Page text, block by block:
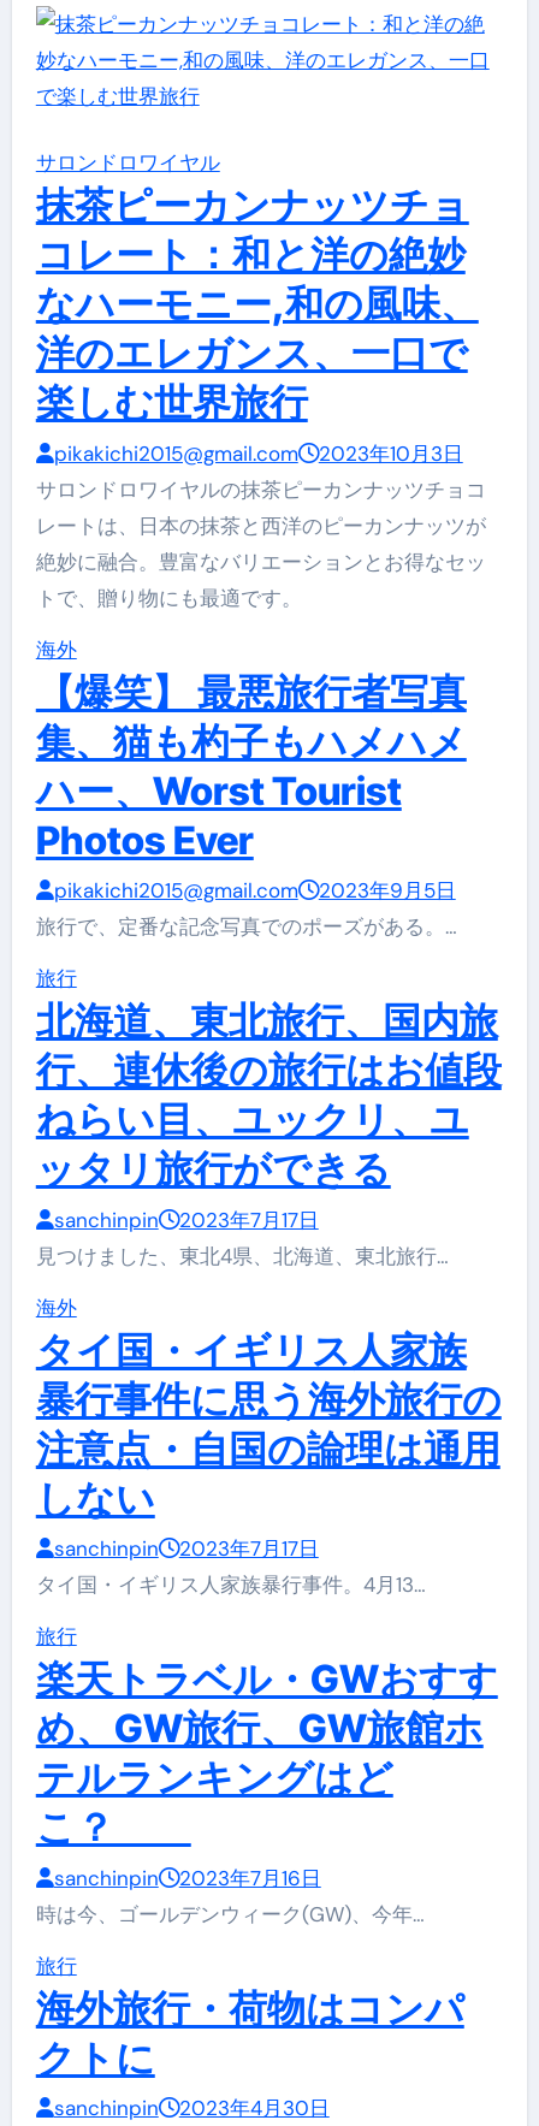
サロンドロワイヤル
抹茶ピーカンナッツチョ
コレート：和と洋の絶妙
なハーモニー,和の風味、
洋のエレガンス、一口で
楽しむ世界旅行
pikakichi2015@gmail.com
2023年10月3日
サロンドロワイヤルの抹茶ピーカンナッツチョコ
レートは、日本の抹茶と西洋のピーカンナッツが
絶妙に融合。豊富なバリエーションとお得なセッ
トで、贈り物にも最適です。
海外
【爆笑】 最悪旅行者写真
集、猫も杓子もハメハメ
ハー、Worst Tourist
Photos Ever
pikakichi2015@gmail.com
2023年9月5日
旅行で、定番な記念写真でのポーズがある。…
旅行
北海道、東北旅行、国内旅
行、連休後の旅行はお値段
ねらい目、ユックリ、ユ
ッタリ旅行ができる
sanchinpin
2023年7月17日
見つけました、東北4県、北海道、東北旅行…
海外
タイ国・イギリス人家族
暴行事件に思う海外旅行の
注意点・自国の論理は通用
しない
sanchinpin
2023年7月17日
タイ国・イギリス人家族暴行事件。4月13…
旅行
楽天トラベル・GWおすす
め、GW旅行、GW旅館ホ
テルランキングはど
こ？
sanchinpin
2023年7月16日
時は今、ゴールデンウィーク(GW)、今年…
旅行
海外旅行・荷物はコンパ
クトに
sanchinpin
2023年4月30日